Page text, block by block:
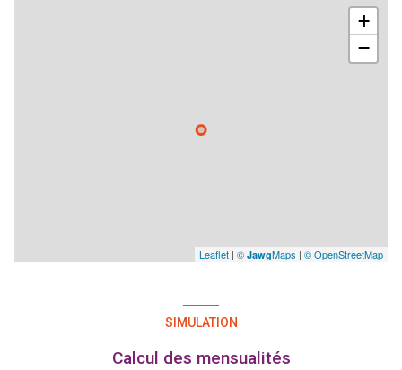
+
−
Leaflet | © JawgMaps | © OpenStreetMap
SIMULATION
Calcul des mensualités